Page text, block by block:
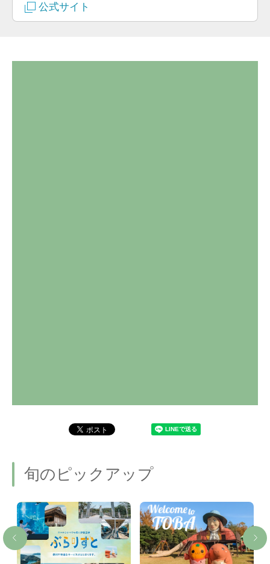
公式サイト
旬のピックアップ